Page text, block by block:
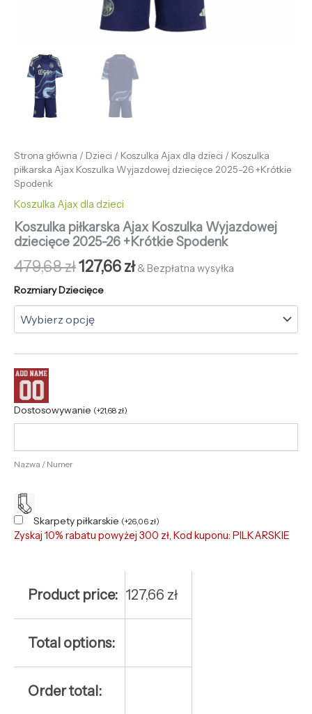
Strona główna / Dzieci / Koszulka Ajax dla dzieci / Koszulka
piłkarska Ajax Koszulka Wyjazdowej dziecięce 2025-26 +Krótkie
Spodenk
Koszulka Ajax dla dzieci
Koszulka piłkarska Ajax Koszulka Wyjazdowej
dziecięce 2025-26 +Krótkie Spodenk
479,68zł127,66zł & Bezpłatna wysyłka
Rozmiary Dziecięce
Dostosowywanie (+21,68 zł)
Nazwa / Numer
Skarpety piłkarskie (+26,06 zł)
Zyskaj 10% rabatu powyżej 300 zł, Kod kuponu: PILKARSKIE
Product price: 127,66 zł
Total options:
Order total: